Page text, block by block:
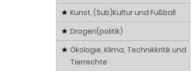
Kunst, (Sub)Kultur und Fußball
Drogen(politik)
Ökologie, Klima, Technikkritik und
Tierrechte